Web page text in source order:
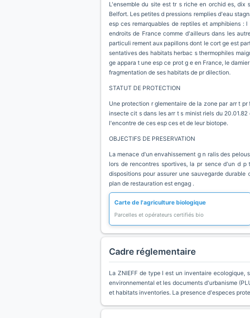
L'ensemble du site est tr s riche en orchid es,
Belfort. Les petites d pressions remplies d'eau
esp ces remarquables de reptiles et amphibiens
endroits de France comme d'ailleurs dans les
particuli rement aux papillons dont le cort ge est
sentatives des habitats herbac s thermophiles
ge appara t une esp ce prot g e en France, le
fragmentation de ses habitats de pr dilection.
STATUT DE PROTECTION
Une protection r glementaire de la zone par arr t
insecte cit s dans les arr t s minist riels du
l'encontre de ces esp ces et de leur biotope.
OBJECTIFS DE PRESERVATION
La menace d'un envahissement g n ralis des
lors de rencontres sportives, la pr sence d'un d
dispositions pour assurer une sauvegarde
plan de restauration est engag .
Carte de l'agriculture biologique
Parcelles et opérateurs certifiés bio
Cadre réglementaire
La ZNIEFF de type I est un inventaire
environnemental et les documents d'urbanisme
et habitats inventories. La presence d'especes